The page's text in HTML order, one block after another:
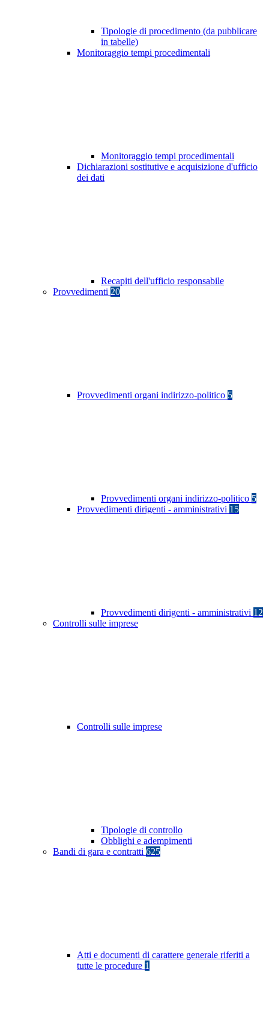
Tipologie di procedimento (da pubblicare
in tabelle)
Monitoraggio tempi procedimentali
Monitoraggio tempi procedimentali
Dichiarazioni sostitutive e acquisizione d'ufficio
dei dati
Recapiti dell'ufficio responsabile
Provvedimenti 20
Provvedimenti organi indirizzo-politico 5
Provvedimenti organi indirizzo-politico 5
Provvedimenti dirigenti - amministrativi 15
Provvedimenti dirigenti - amministrativi 12
Controlli sulle imprese
Controlli sulle imprese
Tipologie di controllo
Obblighi e adempimenti
Bandi di gara e contratti 625
Atti e documenti di carattere generale riferiti a
tutte le procedure 1